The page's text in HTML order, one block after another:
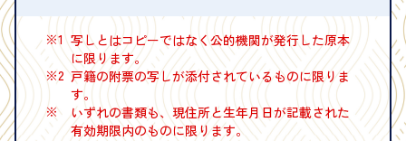
※1 写しとはコピーではなく公的機関が発行した原本
に限ります。
※2 戸籍の附票の写しが添付されているものに限りま
す。
※
いずれの書類も、現住所と生年月日が記載された
有効期限内のものに限ります。